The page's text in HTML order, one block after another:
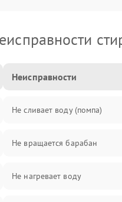
Неисправности
Не сливает воду (помпа)
Не вращается барабан
Не нагревает воду